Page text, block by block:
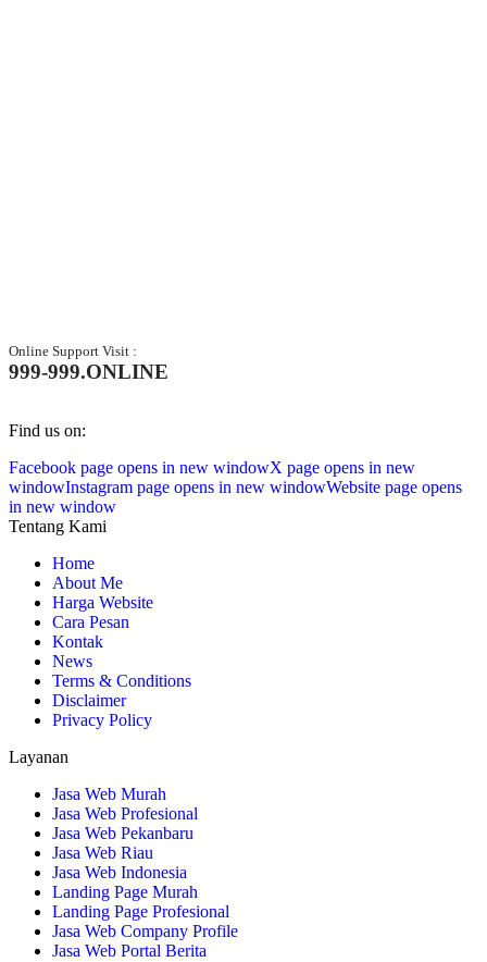
Online Support Visit :
999-999.ONLINE
Find us on:
Facebook page opens in new windowX page opens in new
windowInstagram page opens in new windowWebsite page opens
in new window
Tentang Kami
Home
About Me
Harga Website
Cara Pesan
Kontak
News
Terms & Conditions
Disclaimer
Privacy Policy
Layanan
Jasa Web Murah
Jasa Web Profesional
Jasa Web Pekanbaru
Jasa Web Riau
Jasa Web Indonesia
Landing Page Murah
Landing Page Profesional
Jasa Web Company Profile
Jasa Web Portal Berita